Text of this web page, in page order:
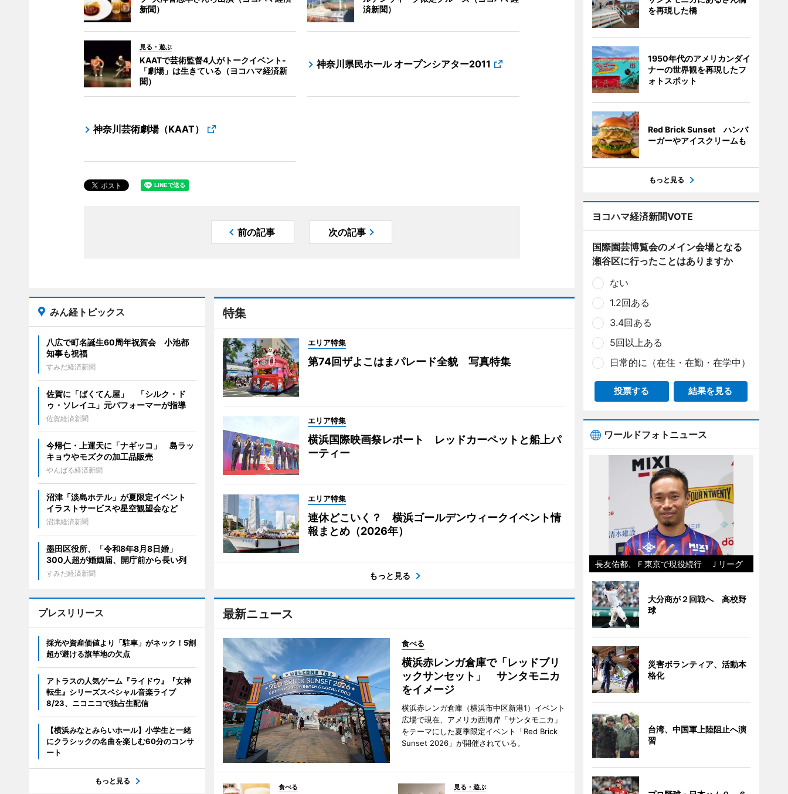
新聞）
済新聞）
見る・遊ぶ
KAATで芸術監督4人がトークイベント-
「劇場」は生きている（ヨコハマ経済新
聞）
神奈川県民ホール オープンシアター2011
神奈川芸術劇場（KAAT）
前の記事 次の記事
特集
エリア特集
第74回ザよこはまパレード全貌 写真特集
エリア特集
横浜国際映画祭レポート レッドカーペットと船上パ
ーティー
エリア特集
連休どこいく？ 横浜ゴールデンウィークイベント情
報まとめ（2026年）
もっと見る
最新ニュース
食べる
横浜赤レンガ倉庫で「レッドブリ
ックサンセット」 サンタモニカ
をイメージ
横浜赤レンガ倉庫（横浜市中区新港1）イベント
広場で現在、アメリカ西海岸「サンタモニカ」
をテーマにした夏季限定イベント「Red Brick
Sunset 2026」が開催されている。
食べる 見る・遊ぶ
みん経トピックス
八広で町名誕生60周年祝賀会 小池都
知事も祝福
すみだ経済新聞
佐賀に「ばくてん屋」 「シルク・ド
ゥ・ソレイユ」元パフォーマーが指導
佐賀経済新聞
今帰仁・上運天に「ナギッコ」 島ラッ
キョウやモズクの加工品販売
やんばる経済新聞
沼津「淡島ホテル」が夏限定イベント
イラストサービスや星空観望会など
沼津経済新聞
墨田区役所、「令和8年8月8日婚」
300人超が婚姻届、開庁前から長い列
すみだ経済新聞
プレスリリース
採光や資産価値より「駐車」がネック！5割
超が避ける旗竿地の欠点
アトラスの人気ゲーム『ライドウ』『女神
転生』シリーズスペシャル音楽ライブ
8/23、ニコニコで独占生配信
【横浜みなとみらいホール】小学生と一緒
にクラシックの名曲を楽しむ60分のコンサ
ート
もっと見る
を再現した橋
1950年代のアメリカンダイ
ナーの世界観を再現したフ
ォトスポット
Red Brick Sunset ハンバ
ーガーやアイスクリームも
もっと見る
ヨコハマ経済新聞VOTE
国際園芸博覧会のメイン会場となる
瀬谷区に行ったことはありますか
ない
1.2回ある
3.4回ある
5回以上ある
日常的に（在住・在勤・在学中）
投票する 結果を見る
ワールドフォトニュース
長友佑都、Ｆ東京で現役続行 Ｊリーグ
大分商が２回戦へ 高校野
球
災害ボランティア、活動本
格化
台湾、中国軍上陸阻止へ演
習